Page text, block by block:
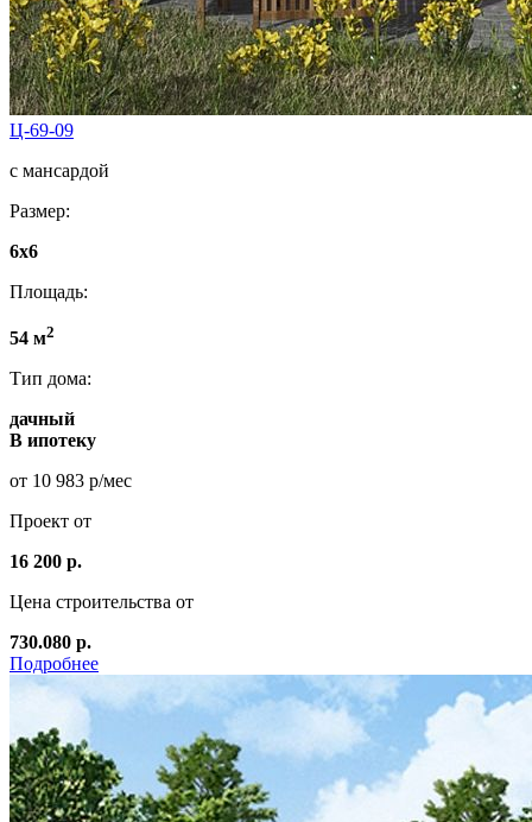
Ц-69-09
с мансардой
Размер:
6x6
Площадь:
54 м2
Тип дома:
дачный
В ипотеку
от 10 983 р/мес
Проект от
16 200 р.
Цена строительства от
730.080 р.
Подробнее